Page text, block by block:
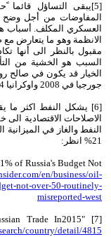
[5]يبقى التساؤل
المفاوضات من أجل وضح
العسكري المكلف. أسباب
الانظمة وهو ما يتعارض مع
مقبول بالنظر الى أنها
السبب هو الخشية من
الخيار قد يكون في صالح
جورجيا في 2008 واوكرانيا 2014
21% انظر:
of Russia's Budget Not
en/business/oil-
not-over-50-routinely-
misreported-west
[7] National Information Portal, "Saudi Arabian-Russian Trade In2015"
country/detail/4815/